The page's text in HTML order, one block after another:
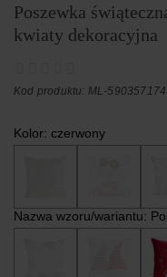
Poszewka
kwiaty dekoracyjna
Kod produktu: ML-
Kolor: czerwony
Nazwa wzoru/wariantu: